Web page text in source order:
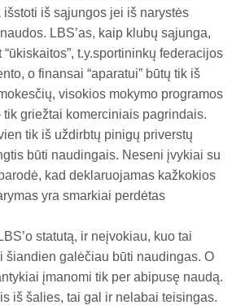
išstoti iš sąjungos jei iš narystės
LBS’as, kaip klubų sąjunga,
t.y.sportininkų federacijos
o finansai “aparatui” būtų tik iš
visokios mokymo programos
tik griežtai komerciniais pagrindais.
tik iš uždirbtų pinigų priverstų
būti naudingais. Neseni įvykiai su
kad deklaruojamas kažkokios
yra smarkiai perdėtas
statutą, ir neįvokiau, kuo tai
šiandien galėčiau būti naudingas. O
įmanomi tik per abipusę naudą.
iš šalies, tai gal ir nelabai teisingas.